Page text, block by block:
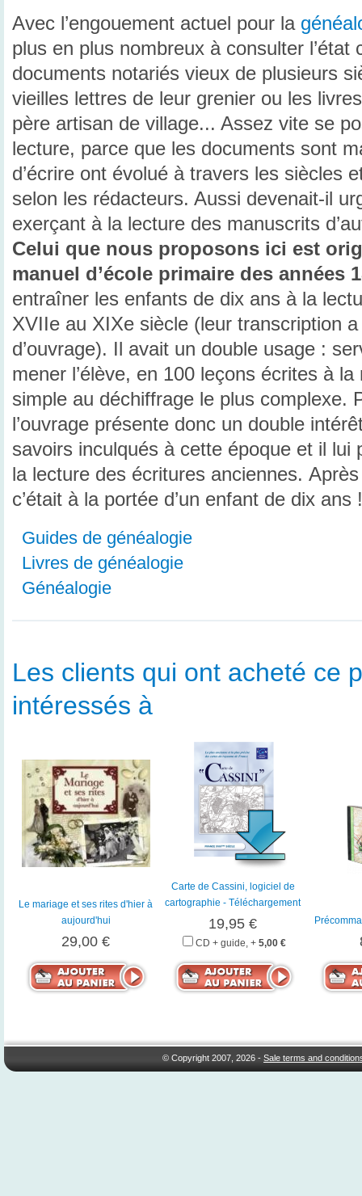
Avec l’engouement actuel pour la
plus en plus nombreux à consulter
documents notariés vieux de plusieurs
vieilles lettres de leur grenier ou les
père artisan de village... Assez vite se
lecture, parce que les documents sont
d’écrire ont évolué à travers les siècles
selon les rédacteurs. Aussi devenait-il
exerçant à la lecture des manuscrits
Celui que nous proposons ici est
manuel d’école primaire des années
entraîner les enfants de dix ans à la
XVIIe au XIXe siècle (leur transcription
d’ouvrage). Il avait un double usage :
mener l’élève, en 100 leçons écrites à
simple au déchiffrage le plus complexe.
l’ouvrage présente donc un double
savoirs inculqués à cette époque et il lui
la lecture des écritures anciennes.
c’était à la portée d’un enfant de dix ans !
Guides de généalogie
Livres de généalogie
Généalogie
Les clients qui ont acheté ce
intéressés à
Le mariage et ses rites d'hier à
aujourd'hui
29,00 €
Carte de Cassini, logiciel de
cartographie - Téléchargement
19,95 €
CD + guide, + 5,00 €
© Copyright 2007, 2026 -Sale terms and